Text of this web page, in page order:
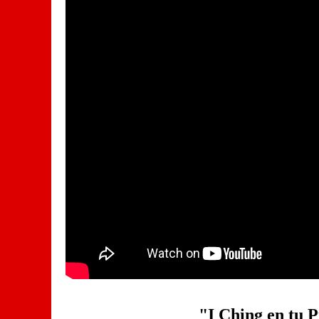
"I Ching en tu